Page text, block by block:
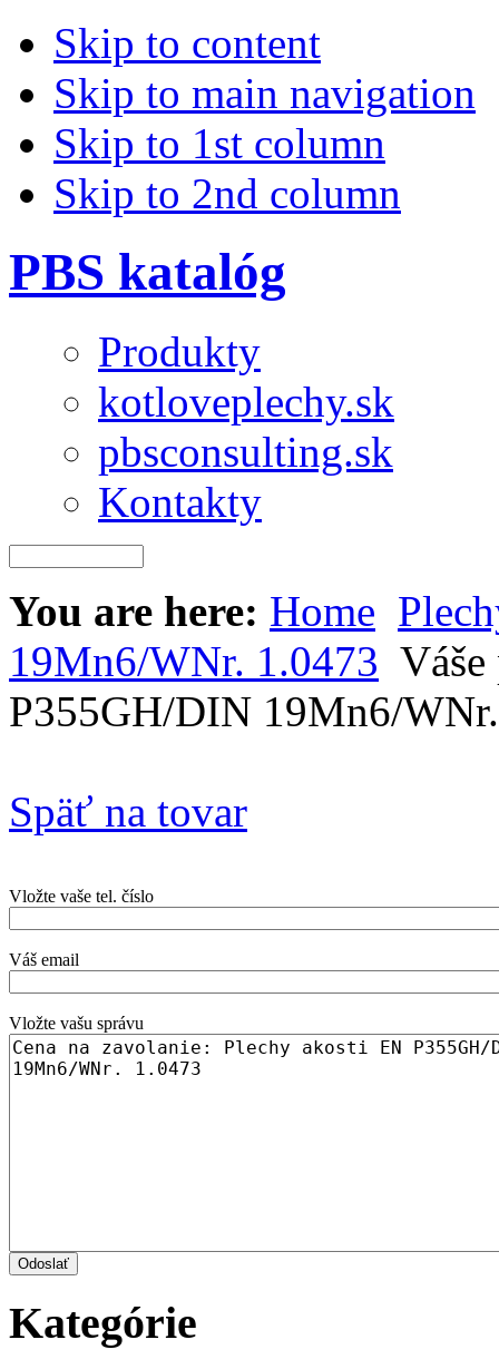
Skip to content
Skip to main navigation
Skip to 1st column
Skip to 2nd column
PBS katalóg
Produkty
kotloveplechy.sk
pbsconsulting.sk
Kontakty
You are here: Home
19Mn6/WNr. 1.0473
P355GH/DIN 19Mn6/
Späť na tovar
Vložte vaše tel. číslo
Váš email
Vložte vašu správu
Kategórie